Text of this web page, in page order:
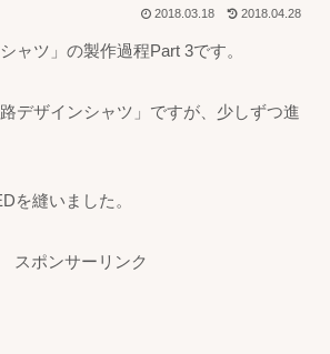
2018.03.18 2018.04.28
ャツ」の製作過程Part 3です。
デザインシャツ」ですが、少しずつ進
を縫いました。
スポンサーリンク